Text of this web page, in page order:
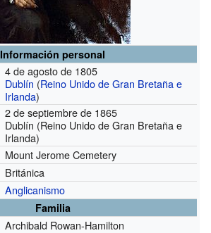
Información personal
4 de agosto de 1805
Dublín (Reino Unido de Gran Bretaña e
Irlanda)
2 de septiembre de 1865
Dublín (Reino Unido de Gran Bretaña e
Irlanda)
Mount Jerome Cemetery
Británica
Anglicanismo
Familia
Archibald Rowan-Hamilton